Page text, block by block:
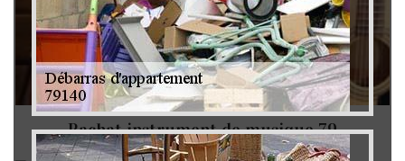
Rachat instrument de musique 79